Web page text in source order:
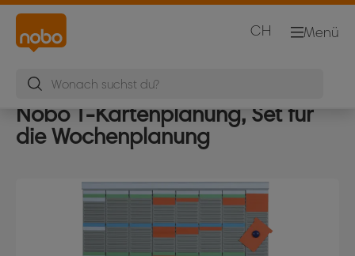
Menü
CH
Nobo T-Kartenplanung, Set für
die Wochenplanung